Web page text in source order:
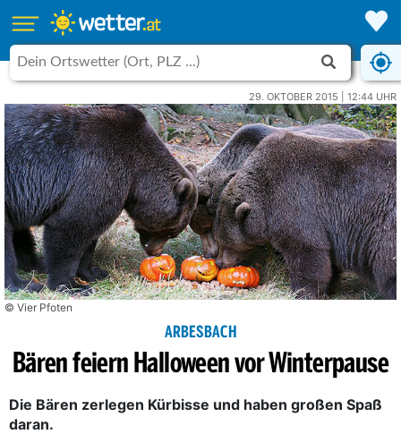
29. OKTOBER 2015 | 12:44 UHR
© Vier Pfoten
ARBESBACH
Bären feiern Halloween vor Winterpause
Die Bären zerlegen Kürbisse und haben großen Spaß
daran.